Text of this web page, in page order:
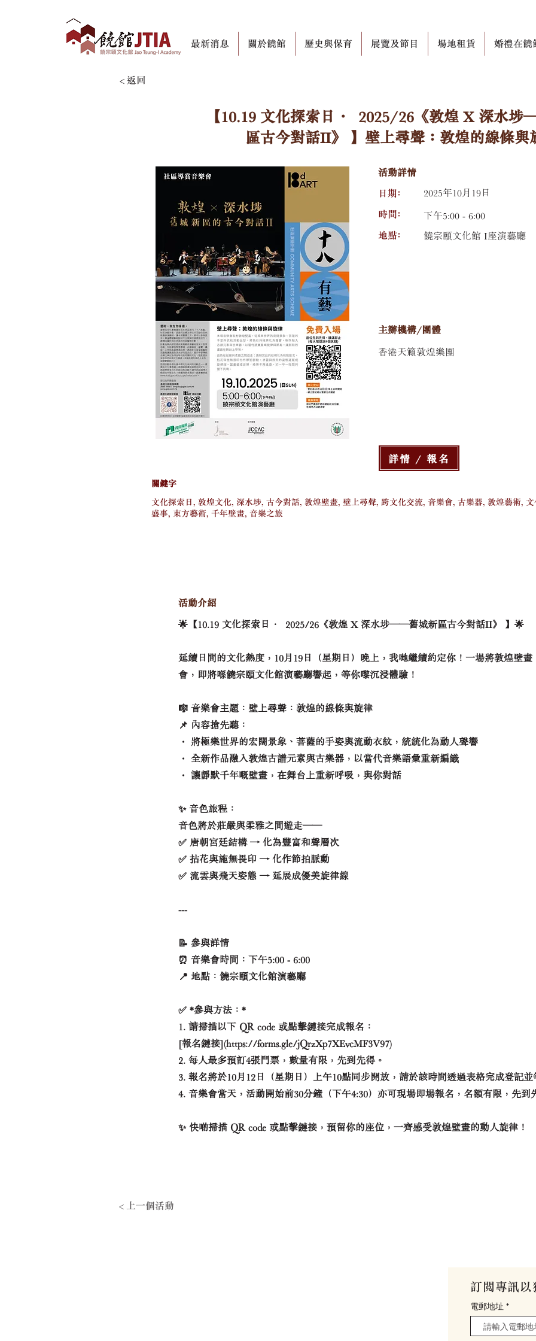
最新消息 關於饒館 歷史與保育 展覽及節目 場地租賃 婚禮在饒
< 返回
【10.19 文化探索日 · 2025/26《敦煌 X 深水
區古今對話II》 】壁上尋聲：敦煌的線條與
日期﹕
時間﹕
地點﹕
2025年10月19日
下午5:00 - 6:00
饒宗頤文化館 I座演藝廳
主辦機構/團體
香港天籟敦煌樂團
活動詳情
詳情 / 報名
關鍵字
文化探索日, 敦煌文化, 深水埗, 古今對話, 敦煌壁畫, 壁上尋聲, 跨文化交流, 音樂會, 古樂器, 敦煌藝術,
盛事, 東方藝術, 千年壁畫, 音樂之旅
活動介紹
🌟【10.19 文化探索日 · 2025/26《敦煌 X 深水埗——舊城新區古今對話II》 】🌟
延續日間的文化熱度，10月19日（星期日）晚上，我哋繼續約定你！一場將敦煌壁
會，即將喺饒宗頤文化館演藝廳響起，等你嚟沉浸體驗！
🎼 音樂會主題：壁上尋聲：敦煌的線條與旋律
📌 內容搶先聽：
・ 將極樂世界的宏闊景象、菩薩的手姿與流動衣紋，統統化為動人聲響
・ 全新作品融入敦煌古譜元素與古樂器，以當代音樂語彙重新編織
・ 讓靜默千年嘅壁畫，在舞台上重新呼吸，與你對話
✨ 音色旅程：
音色將於莊嚴與柔雅之間遊走——
✅ 唐朝宮廷結構 → 化為豐富和聲層次
✅ 拈花與施無畏印 → 化作節拍脈動
✅ 流雲與飛天姿態 → 延展成優美旋律線
---
📝 參與詳情
⏰ 音樂會時間：下午5:00 - 6:00
📍 地點：饒宗頤文化館演藝廳
✅ *參與方法：*
1. 請掃描以下 QR code 或點擊鏈接完成報名：
[報名鏈接](https://forms.gle/jQrzXp7XEvcMF3V97)
2. 每人最多預訂4張門票，數量有限，先到先得。
3. 報名將於10月12日（星期日）上午10點同步開放，請於該時間透過表格完成登記並
4. 音樂會當天，活動開始前30分鐘（下午4:30）亦可現場即場報名，名額有限，先到
✨ 快啲掃描 QR code 或點擊鏈接，預留你的座位，一齊感受敦煌壁畫的動人旋律！
< 上一個活動
訂閱專訊
電郵地址